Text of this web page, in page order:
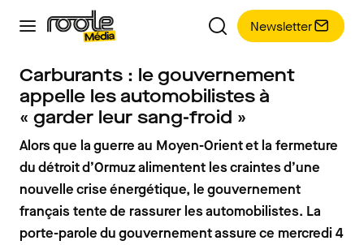
Newsletter
Carburants : le gouvernement
appelle les automobilistes à
« garder leur sang-froid »
Alors que la guerre au Moyen-Orient et la fermeture
du détroit d’Ormuz alimentent les craintes d’une
nouvelle crise énergétique, le gouvernement
français tente de rassurer les automobilistes. La
porte-parole du gouvernement assure ce mercredi 4